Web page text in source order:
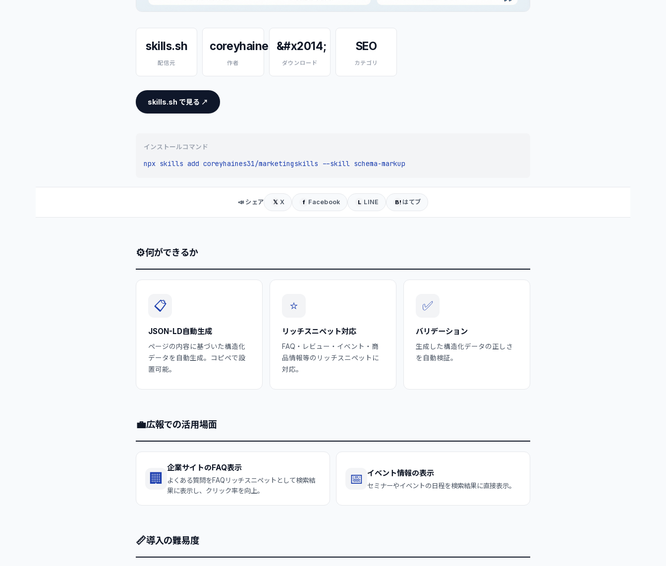
skills.sh
配信元
coreyhaines31
作者
&#x2014;
ダウンロード
SEO
カテゴリ
skills.sh で見る ↗
インストールコマンド
npx skills add coreyhaines31/marketingskills --skill schema-markup
📣 シェア 𝕏 X f Facebook L LINE B! はてブ
⚙何ができるか
📋
JSON-LD自動生成
ページの内容に基づいた構造化
データを自動生成。コピペで設
置可能。
⭐
リッチスニペット対応
FAQ・レビュー・イベント・商
品情報等のリッチスニペットに
対応。
✅
バリデーション
生成した構造化データの正しさ
を自動検証。
💼広報での活用場面
🏢
企業サイトのFAQ表示
よくある質問をFAQリッチスニペットとして検索結
果に表示し、クリック率を向上。
📅 イベント情報の表示
セミナーやイベントの日程を検索結果に直接表示。
📏導入の難易度